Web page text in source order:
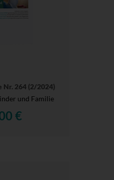
Nr. 264 (2/2024)
und Familie
€